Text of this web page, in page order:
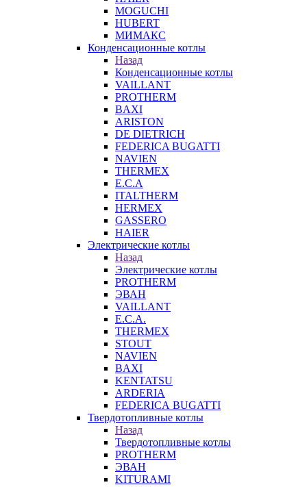
MOGUCHI
HUBERT
МИМАКС
Конденсационные котлы
Назад
Конденсационные котлы
VAILLANT
PROTHERM
BAXI
ARISTON
DE DIETRICH
FEDERICA BUGATTI
NAVIEN
THERMEX
E.C.A
ITALTHERM
HERMEX
GASSERO
HAIER
Электрические котлы
Назад
Электрические котлы
PROTHERM
ЭВАН
VAILLANT
E.C.A.
THERMEX
STOUT
NAVIEN
BAXI
KENTATSU
ARDERIA
FEDERICА BUGATTI
Твердотопливные котлы
Назад
Твердотопливные котлы
PROTHERM
ЭВАН
KITURAMI